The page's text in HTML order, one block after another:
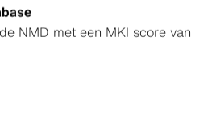
NMD met een MKI score van